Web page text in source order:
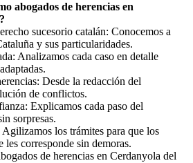
abogados de herencias en
sucesorio catalán: Conocemos a
y sus particularidades.
Analizamos cada caso en detalle
Desde la redacción del
de conflictos.
Explicamos cada paso del
sorpresas.
los trámites para que los
les corresponde sin demoras.
de herencias en Cerdanyola del